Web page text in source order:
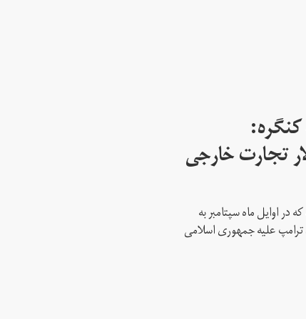
دلار تجارت خارجی
در اوایل ماه سپتامبر به
ترامپ علیه جمهوری اسلامی